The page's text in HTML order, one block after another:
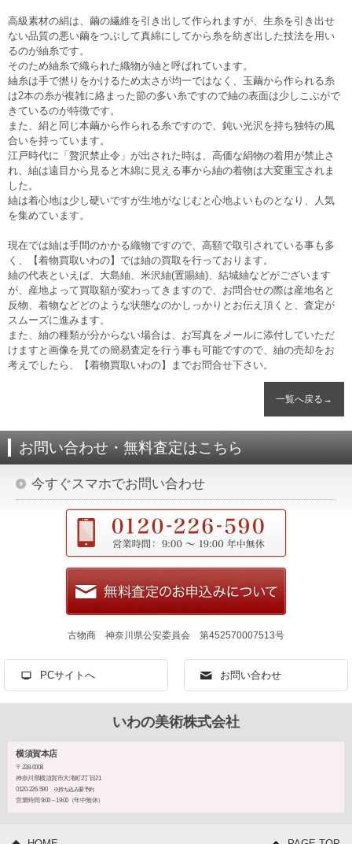
高級素材の絹は、繭の繊維を引き出して作られますが、生糸を引き出せ
ない品質の悪い繭をつぶして真綿にしてから糸を紡ぎ出した技法を用い
るのが紬糸です。
そのため紬糸で織られた織物が紬と呼ばれています。
紬糸は手で撚りをかけるため太さが均一ではなく、玉繭から作られる糸
は2本の糸が複雑に絡まった節の多い糸ですので紬の表面は少しこぶがで
きているのが特徴です。
また、絹と同じ本繭から作られる糸ですので、鈍い光沢を持ち独特の風
合いを持っています。
江戸時代に「贅沢禁止令」が出された時は、高価な絹物の着用が禁止さ
れ、紬は遠目から見ると木綿に見える事から紬の着物は大変重宝されま
した。
紬は着心地は少し硬いですが生地がなじむと心地よいものとなり、人気
を集めています。
現在では紬は手間のかかる織物ですので、高額で取引されている事も多
く、【着物買取いわの】では紬の買取を行っております。
紬の代表といえば、大島紬、米沢紬(置賜紬)、結城紬などがございます
が、産地よって買取額が変わってきますので、お問合せの際は産地名と
反物、着物などどのような状態なのかしっかりとお伝え頂くと、査定が
スムーズに進みます。
また、紬の種類が分からない場合は、お写真をメールに添付していただ
けますと画像を見ての簡易査定を行う事も可能ですので、紬の売却をお
考えでしたら、【着物買取いわの】までお問合せ下さい。
一覧へ戻る→
お問い合わせ・無料査定はこちら
今すぐスマホでお問い合わせ
古物商 神奈川県公安委員会 第452570007513号
PCサイトへ お問い合わせ
いわの美術株式会社
横須賀本店
〒238-0008
神奈川県横須賀市大滝町2丁目21
0120-226-590
※持ち込み要予約
営業時間 9:00～19:00（年中無休）